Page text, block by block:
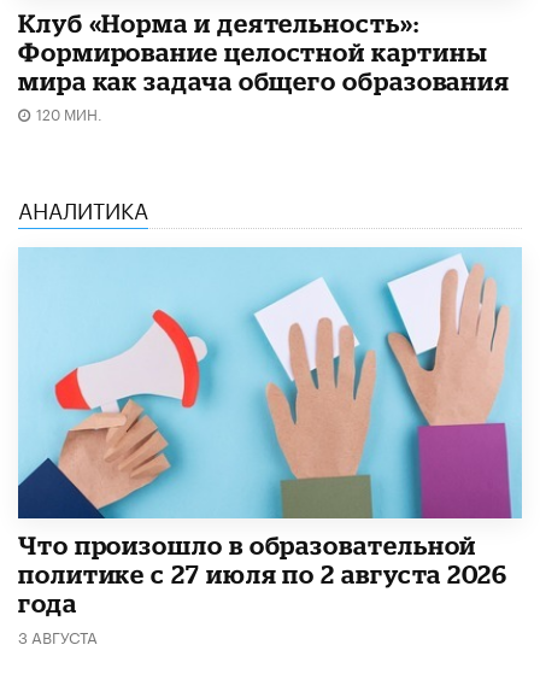
Клуб «Норма и деятельность»:
Формирование целостной картины
мира как задача общего образования
120 МИН.
АНАЛИТИКА
​Что произошло в образовательной
политике с 27 июля по 2 августа 2026
года
3 АВГУСТА